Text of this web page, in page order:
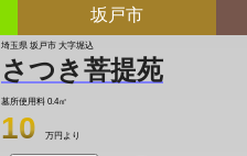
坂戸市
埼玉県 坂戸市 大字堀込
さつき菩提苑
墓所使用料 0.4㎡
10 万円より